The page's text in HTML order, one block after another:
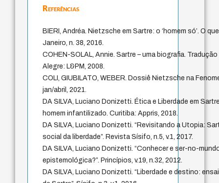
Referências
BIERI, Andréa. Nietzsche em Sartre: o ‘homem só’. O
Janeiro, n. 38, 2016.
COHEN-SOLAL, Annie. Sartre – uma biografia.
Alegre: L&PM, 2008.
COLI, GIUBILATO, WEBER. Dossiê Nietzsche na
jan/abril, 2021.
DA SILVA, Luciano Donizetti. Ética e Liberdade em
homem infantilizado. Curitiba: Appris, 2018.
DA SILVA, Luciano Donizetti. “Revisitando a Utopia:
social da liberdade”. Revista Sísifo, n.5, v.1, 2017.
DA SILVA, Luciano Donizetti. “Conhecer e ser-no-
epistemológica?”. Princípios, v.19, n.32, 2012.
DA SILVA, Luciano Donizetti. “Liberdade e destino: